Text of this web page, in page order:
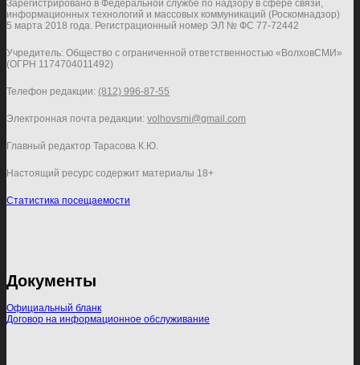
Зарегистрировано в Федеральной службе по надзору в сфере связи,
информационных технологий и массовых коммуникаций (Роскомнадзор)
5 марта 2018 года. Регистрационный номер ЭЛ № ФС 77-72442
Учредитель: Общество с ограниченной ответственностью «ВолховСМИ»
(ОГРН 1174704011492)
Телефон редакции: (812) 996-87-55
Электронная почта редакции: volhovsmi@gmail.com
Главный редактор Тарасова К.Ю.
Настоящий ресурс содержит материалы 18+
Статистика посещаемости
Документы
Официальный бланк
Договор на информационное обслуживание